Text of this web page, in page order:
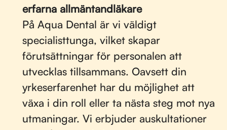
erfarna allmäntandläkare
På Aqua Dental är vi väldigt
specialisttunga, vilket skapar
förutsättningar för personalen att
utvecklas tillsammans. Oavsett din
yrkeserfarenhet har du möjlighet att
växa i din roll eller ta nästa steg mot nya
utmaningar. Vi erbjuder auskultationer